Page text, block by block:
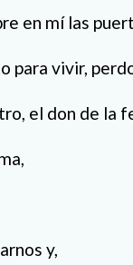
en mí las
para vivir,
el don de la
y,